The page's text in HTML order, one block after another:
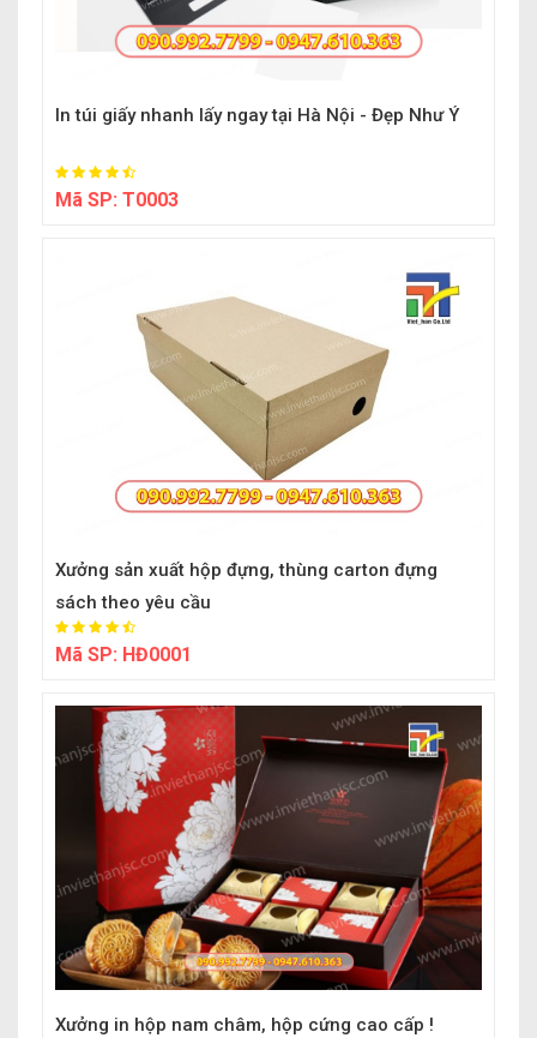
In túi giấy nhanh lấy ngay tại Hà Nội - Đẹp Như Ý
Mã SP: T0003
Xưởng sản xuất hộp đựng, thùng carton đựng
sách theo yêu cầu
Mã SP: HĐ0001
Xưởng in hộp nam châm, hộp cứng cao cấp !